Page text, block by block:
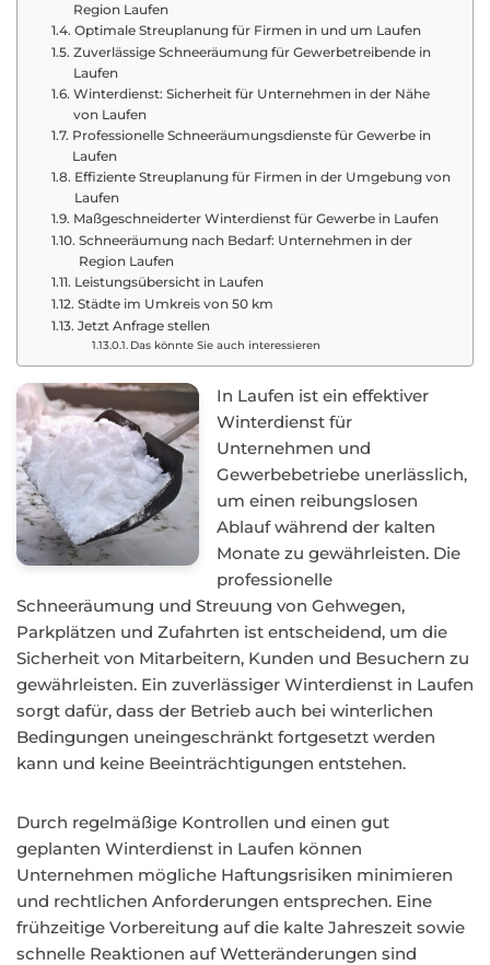
Region Laufen
Optimale Streuplanung für Firmen in und um Laufen
Zuverlässige Schneeräumung für Gewerbetreibende in
Laufen
Winterdienst: Sicherheit für Unternehmen in der Nähe
von Laufen
Professionelle Schneeräumungsdienste für Gewerbe in
Laufen
Effiziente Streuplanung für Firmen in der Umgebung von
Laufen
Maßgeschneiderter Winterdienst für Gewerbe in Laufen
Schneeräumung nach Bedarf: Unternehmen in der
Region Laufen
Leistungsübersicht in Laufen
Städte im Umkreis von 50 km
Jetzt Anfrage stellen
Das könnte Sie auch interessieren
In Laufen ist ein effektiver
Winterdienst für
Unternehmen und
Gewerbebetriebe unerlässlich,
um einen reibungslosen
Ablauf während der kalten
Monate zu gewährleisten. Die
professionelle
Schneeräumung und Streuung von Gehwegen,
Parkplätzen und Zufahrten ist entscheidend, um die
Sicherheit von Mitarbeitern, Kunden und Besuchern zu
gewährleisten. Ein zuverlässiger Winterdienst in Laufen
sorgt dafür, dass der Betrieb auch bei winterlichen
Bedingungen uneingeschränkt fortgesetzt werden
kann und keine Beeinträchtigungen entstehen.
Durch regelmäßige Kontrollen und einen gut
geplanten Winterdienst in Laufen können
Unternehmen mögliche Haftungsrisiken minimieren
und rechtlichen Anforderungen entsprechen. Eine
frühzeitige Vorbereitung auf die kalte Jahreszeit sowie
schnelle Reaktionen auf Wetteränderungen sind